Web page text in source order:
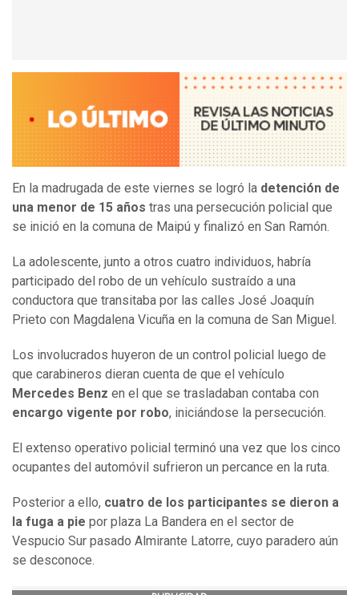
En la madrugada de este viernes se logró la detención de
una menor de 15 años tras una persecución policial que
se inició en la comuna de Maipú y finalizó en San Ramón.
La adolescente, junto a otros cuatro individuos, habría
participado del robo de un vehículo sustraído a una
conductora que transitaba por las calles José Joaquín
Prieto con Magdalena Vicuña en la comuna de San Miguel.
Los involucrados huyeron de un control policial luego de
que carabineros dieran cuenta de que el vehículo
Mercedes Benz en el que se trasladaban contaba con
encargo vigente por robo, iniciándose la persecución.
El extenso operativo policial terminó una vez que los cinco
ocupantes del automóvil sufrieron un percance en la ruta.
Posterior a ello, cuatro de los participantes se dieron a
la fuga a pie por plaza La Bandera en el sector de
Vespucio Sur pasado Almirante Latorre, cuyo paradero aún
se desconoce.